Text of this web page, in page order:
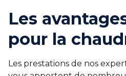
Les
pour la
Les prestations de nos